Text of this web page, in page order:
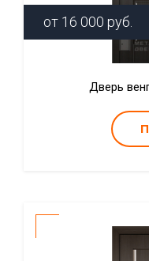
от 16 000 руб.
Дверь